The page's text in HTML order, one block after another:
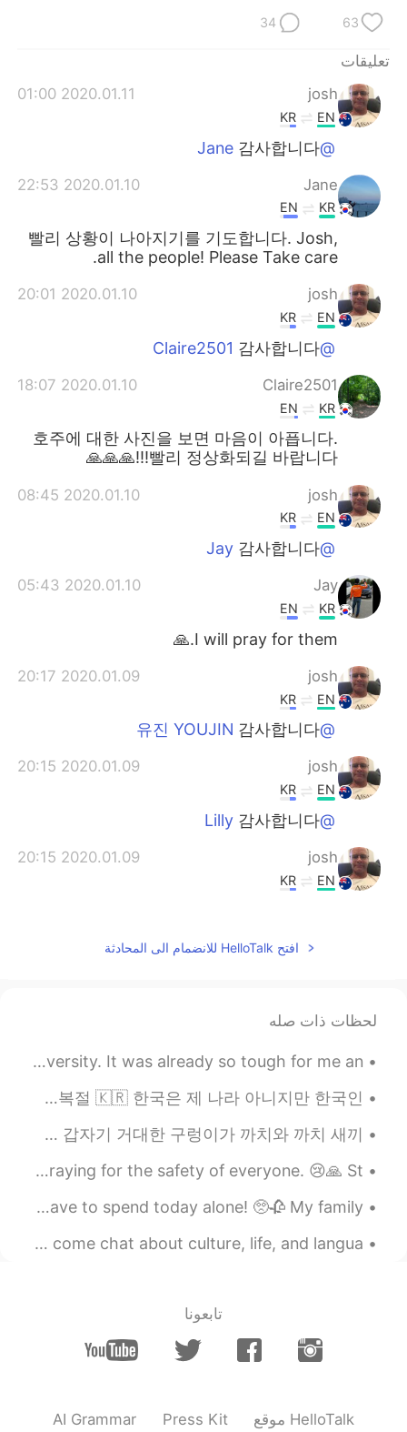
63
34
تعليقات
josh
2020.01.11 01:00
EN
KR
@Jane
감사합니다
Jane
2020.01.10 22:53
KR
EN
빨리 상황이 나아지기를 기도합니다. Josh,
all the people! Please Take care.
josh
2020.01.10 20:01
EN
KR
@Claire2501
감사합니다
Claire2501
2020.01.10 18:07
KR
EN
호주에 대한 사진을 보면 마음이 아픕니다.
빨리 정상화되길 바랍니다!!!🙏🙏🙏
josh
2020.01.10 08:45
EN
KR
@Jay
감사합니다
Jay
2020.01.10 05:43
KR
EN
I will pray for them.🙏
josh
2020.01.09 20:17
EN
KR
@유진 YOUJIN
감사합니다
josh
2020.01.09 20:15
EN
KR
@Lilly
감사합니다
josh
2020.01.09 20:15
EN
KR
josh
2020.01.09 19:59
KR
EN
더 많은 비가 내리길 바랍니다🙏🏻
Lilly
2020.01.09 14:14
정말 너무 마음이 아파요.😞 호주를 위해 기
도할게요 🙏🏻
Youwom
2020.01.09 13:51
연기도좀 개었
틀 동안날씨가 더워지고 바람이
바람이 불거예요
.
افتح HelloTalk للانضمام الى المحادثة
لحظات ذات صله
I passed 🙏 I was told by my teachers I would fail university. It was already so tough for me an...
오늘은 광복절! 1945년8월15일에 한국은 일본으로부터 광복된 것을 기념하고 1948년8월15일 대한민국 정부수립을 경축하는 날 광복절 🇰🇷 한국은 제 나라 아니지만 한국인...
옛날 옛적 어느 마을에 똑똑하고 마음씨 착한 선비가 살고 있었어요. 선비는 과거 시험을 보기 위해 서울로 올라가는 길이었어요. 그런데 갑자기 거대한 구렁이가 까치와 까치 새끼...
Woke up to see many posts about an earthquake in Japan. Praying for the safety of everyone. 😢🙏 St...
Happy Valentine’s Day! ❤️🥰 My partner is in Japan so I have to spend today alone! 🥺🥀 My family ...
STUDYING ENGLISH CHINESE KOREAN If you are serious come chat about culture, life, and langua...
تابعونا
AI Grammar Press Kit موقع HelloTalk